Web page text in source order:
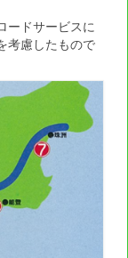
ードサービスに
考慮したもので